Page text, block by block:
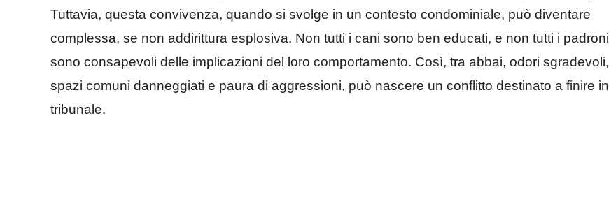
Tuttavia, questa convivenza, quando si svolge in un contesto condominiale, può diventare
complessa, se non addirittura esplosiva. Non tutti i cani sono ben educati, e non tutti i padroni
sono consapevoli delle implicazioni del loro comportamento. Così, tra abbai, odori sgradevoli,
spazi comuni danneggiati e paura di aggressioni, può nascere un conflitto destinato a finire in
tribunale.